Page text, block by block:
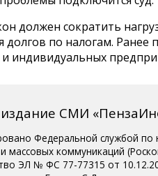
должен сократить
долгов по налогам. Ранее
индивидуальных
издание СМИ
Федеральной службой
массовых коммуникаций
ЭЛ № ФС 77-77315 от